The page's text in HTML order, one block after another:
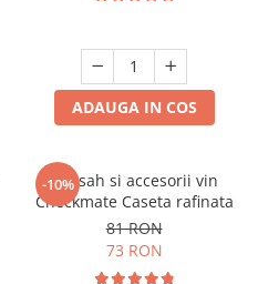
ADAUGA IN COS
-10%
Set sah si accesorii vin
Checkmate Caseta rafinata
81 RON
73 RON